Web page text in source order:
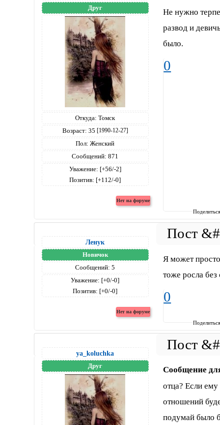
Друг
Откуда: Томск
Возраст: 35 [1990-12-27]
Пол: Женский
Сообщений: 871
Уважение: [+56/-2]
Позитив: [+112/-0]
Не нужно
развод и
было.
0
Ленук
Новичок
Сообщений: 5
Уважение: [+0/-0]
Позитив: [+0/-0]
Я может
тоже росла без
0
ya_koluchka
Друг
Сообщение
отца? Если
отношений
подумай было